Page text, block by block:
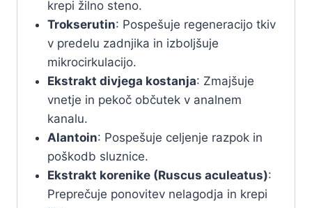
krepi žilno steno.
Trokserutin: Pospešuje regeneracijo tkiv
v predelu zadnjika in izboljšuje
mikrocirkulacijo.
Ekstrakt divjega kostanja: Zmajšuje
vnetje in pekoč občutek v analnem
kanalu.
Alantoin: Pospešuje celjenje razpok in
poškodb sluznice.
Ekstrakt korenike (Ruscus aculeatus):
Preprečuje ponovitev nelagodja in krepi